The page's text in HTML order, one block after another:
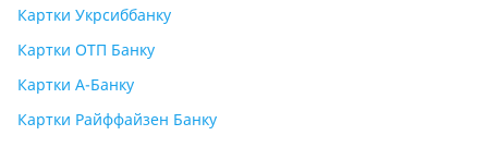
Картки Укрсиббанку
Картки ОТП Банку
Картки А-Банку
Картки Райффайзен Банку